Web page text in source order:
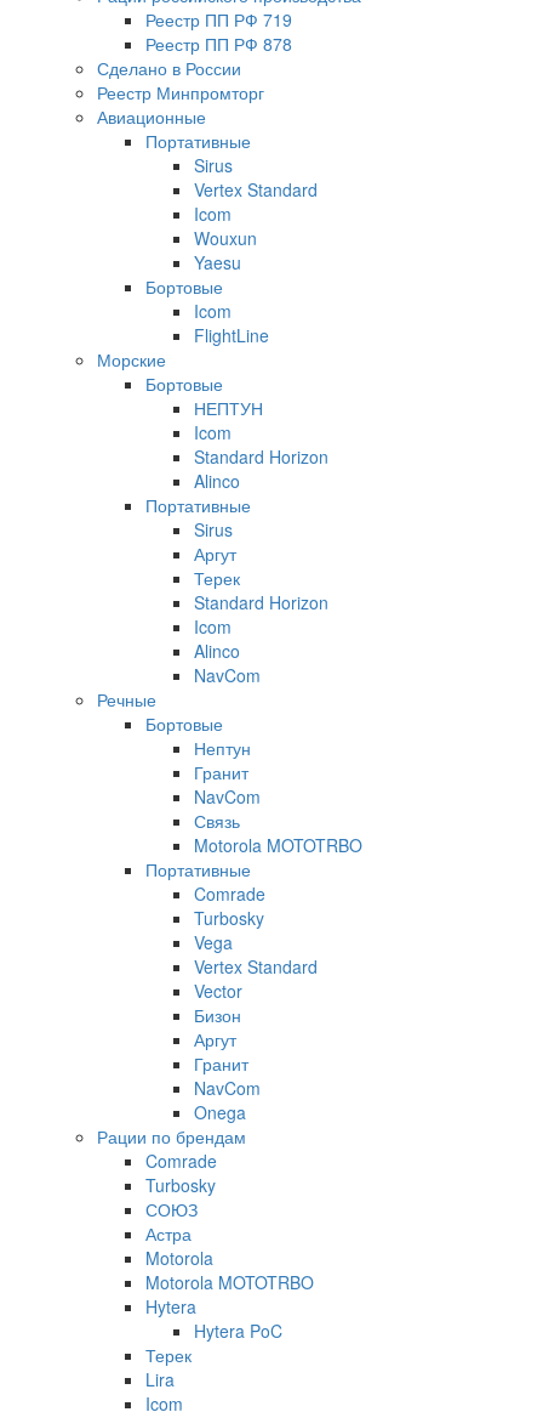
Реестр ПП РФ 719
Реестр ПП РФ 878
Сделано в России
Реестр Минпромторг
Авиационные
Портативные
Sirus
Vertex Standard
Icom
Wouxun
Yaesu
Бортовые
Icom
FlightLine
Морские
Бортовые
НЕПТУН
Icom
Standard Horizon
Alinco
Портативные
Sirus
Аргут
Терек
Standard Horizon
Icom
Alinco
NavCom
Речные
Бортовые
Нептун
Гранит
NavCom
Связь
Motorola MOTOTRBO
Портативные
Comrade
Turbosky
Vega
Vertex Standard
Vector
Бизон
Аргут
Гранит
NavCom
Onega
Рации по брендам
Comrade
Turbosky
СОЮЗ
Астра
Motorola
Motorola MOTOTRBO
Hytera
Hytera PoC
Терек
Lira
Icom